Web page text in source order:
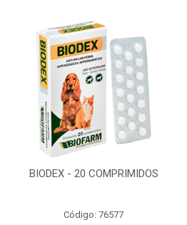
BIODEX - 20 COMPRIMIDOS
Código: 76577